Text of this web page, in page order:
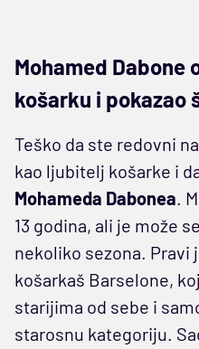
Mohamed Dabone
košarku i pokazao
Teško da ste redovni
kao ljubitelj košarke i
Mohameda Dabonea.
13 godina, ali je može
nekoliko sezona. Pravi
košarkaš Barselone,
starijima od sebe i
starosnu kategoriju.